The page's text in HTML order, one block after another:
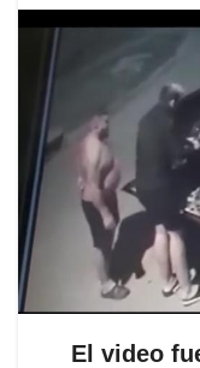
El video